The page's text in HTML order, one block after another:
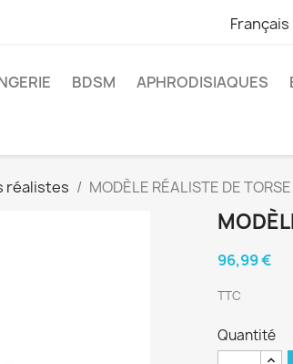
Français
BDSM APHRODISIAQUES
réalistes MODÈLE RÉALISTE DE
96,99 €
TTC
Quantité